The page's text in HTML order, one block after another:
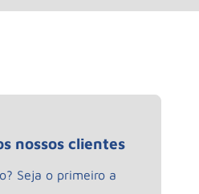
nossos clientes
Seja o primeiro a